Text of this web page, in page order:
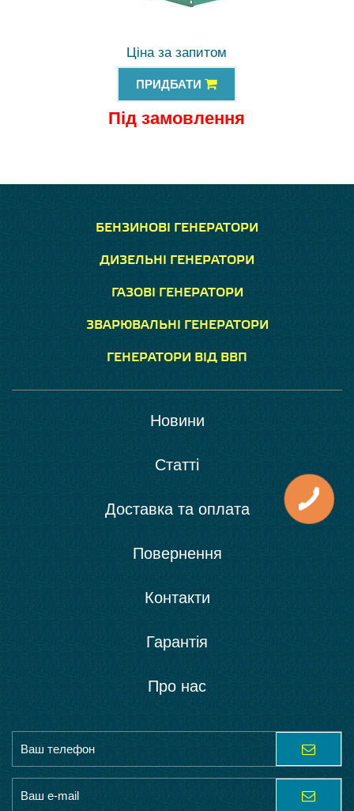
Ціна за запитом
ПРИДБАТИ
Під замовлення
БЕНЗИНОВІ ГЕНЕРАТОРИ
ДИЗЕЛЬНІ ГЕНЕРАТОРИ
ГАЗОВІ ГЕНЕРАТОРИ
ЗВАРЮВАЛЬНІ ГЕНЕРАТОРИ
ГЕНЕРАТОРИ ВІД ВВП
Новини
Статті
Доставка та оплата
Повернення
Контакти
Гарантія
Про нас